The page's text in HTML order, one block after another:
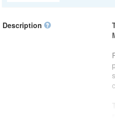
Description